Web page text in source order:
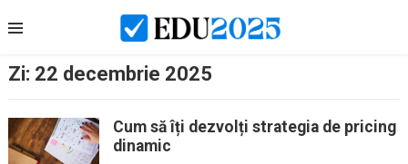
to
Zi: 22 decembrie 2025
Cum să îți dezvolți strategia de pricing
dinamic